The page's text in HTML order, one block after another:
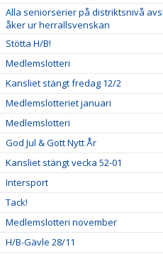
Alla seniorserier på distriktsnivå
åker ur herrallsvenskan
Stötta H/B!
Medlemslotteri
Kansliet stängt fredag 12/2
Medlemslotteriet januari
Medlemslotteri
God Jul & Gott Nytt År
Kansliet stängt vecka 52-01
Intersport
Tack!
Medlemslotteri november
H/B-Gävle 28/11